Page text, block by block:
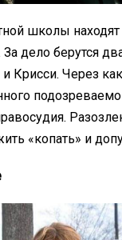
школы
дело берутся
Крисси. Через
«копать» и